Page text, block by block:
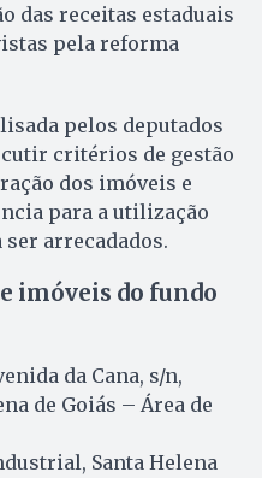
das receitas estaduais
pela reforma
pelos deputados
critérios de gestão
dos imóveis e
para a utilização
arrecadados.
imóveis do fundo
da Cana, s/n,
de Goiás – Área de
Santa Helena